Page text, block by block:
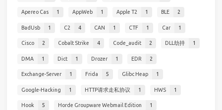
Apereo Cas 1 AppWeb 1 Apple T2 1 BLE 2
BadUsb 1 C2 4 CAN 1 CTF 1 Car 1
Cisco 2 Cobalt Strike 4 Code_audit 2 DLL劫持 1
DMA 1 Dict 1 Drozer 1 EDR 2
Exchange-Server 1 Frida 5 Glibc Heap 1
Google-Hacking 1 HTTP请求走私协议 1 HWS 1
Hook 5 Horde Groupware Webmail Edition 1